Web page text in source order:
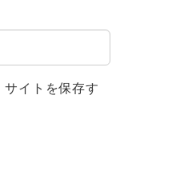
イトを保存す